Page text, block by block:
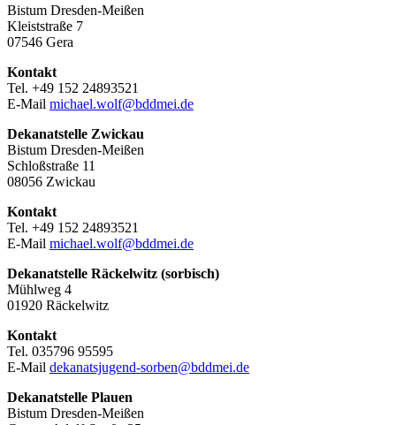
Bistum Dresden-Meißen
Kleiststraße 7
07546 Gera
Kontakt
Tel. +49 152 24893521
E-Mail michael.wolf@bddmei.de
Dekanatstelle Zwickau
Bistum Dresden-Meißen
Schloßstraße 11
08056 Zwickau
Kontakt
Tel. +49 152 24893521
E-Mail michael.wolf@bddmei.de
Dekanatstelle Räckelwitz (sorbisch)
Mühlweg 4
01920 Räckelwitz
Kontakt
Tel. 035796 95595
E-Mail dekanatsjugend-sorben@bddmei.de
Dekanatstelle Plauen
Bistum Dresden-Meißen